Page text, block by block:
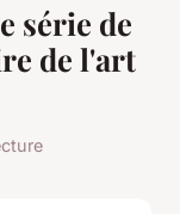
série de
de l'art